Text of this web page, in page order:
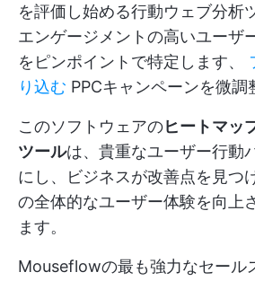
を評価し始める行動ウェブ分析
エンゲージメントの高いユーザ
をピンポイントで特定します、
り込む PPCキャンペーンを微調
このソフトウェアのヒートマッ
ツールは、貴重なユーザー行動
にし、ビジネスが改善点を見つ
の全体的なユーザー体験を向上
ます。
Mouseflowの最も強力なセール